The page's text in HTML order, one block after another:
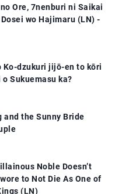
Ore, 7nenburi ni Saikai
wo Hajimaru (LN) -
Ko-dzukuri jijō-en to kōri
Sukuemasu ka?
the Sunny Bride
Noble Doesn’t
to Not Die As One of
(LN)